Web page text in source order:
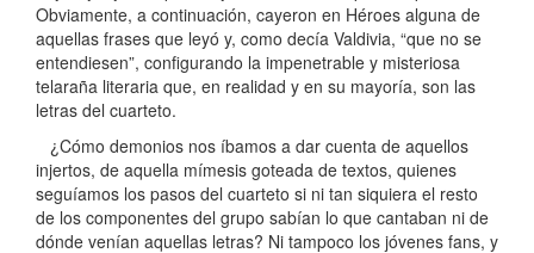
Obviamente, a continuación, cayeron en Héroes alguna de
aquellas frases que leyó y, como decía Valdivia, “que no se
entendiesen”, configurando la impenetrable y misteriosa
telaraña literaria que, en realidad y en su mayoría, son las
letras del cuarteto.
¿Cómo demonios nos íbamos a dar cuenta de aquellos
injertos, de aquella mímesis goteada de textos, quienes
seguíamos los pasos del cuarteto si ni tan siquiera el resto
de los componentes del grupo sabían lo que cantaban ni de
dónde venían aquellas letras? Ni tampoco los jóvenes fans, y